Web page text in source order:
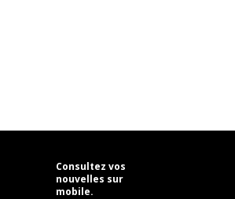
Consultez vos
nouvelles sur
mobile.